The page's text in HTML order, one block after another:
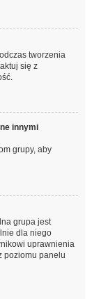
tworzenia
się z
innymi
grupy, aby
grupa jest
dla niego
uprawnienia
poziomu panelu